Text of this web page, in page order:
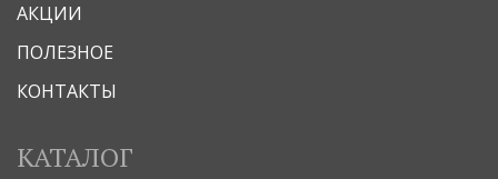
АКЦИИ
ПОЛЕЗНОЕ
КОНТАКТЫ
КАТАЛОГ